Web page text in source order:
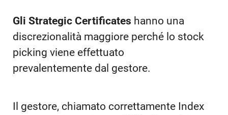
Gli Strategic Certificates hanno una
discrezionalità maggiore perché lo stock
picking viene effettuato
prevalentemente dal gestore.
Il gestore, chiamato correttamente Index